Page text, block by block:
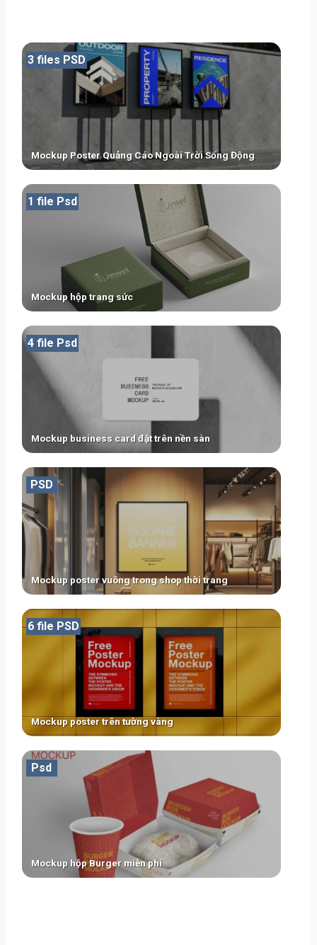
Mockup Poster Quảng Cáo Ngoài Trời Sống Động
3 files PSD
Mockup hộp trang sức
1 file Psd
Mockup business card đặt trên nền sàn
4 file Psd
Mockup poster vuông trong shop thời trang
PSD
Mockup poster trên tường vàng
6 file PSD
Mockup hộp Burger miễn phí
Psd